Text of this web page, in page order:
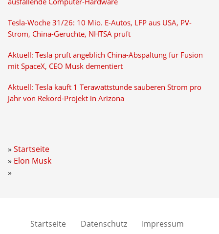
Tesla-Woche 31/26: 10 Mio. E-Autos, LFP aus USA, PV-
Strom, China-Gerüchte, NHTSA prüft
Aktuell: Tesla prüft angeblich China-Abspaltung für Fusion
mit SpaceX, CEO Musk dementiert
Aktuell: Tesla kauft 1 Terawattstunde sauberen Strom pro
Jahr von Rekord-Projekt in Arizona
Startseite
Elon Musk
Startseite Datenschutz Impressum